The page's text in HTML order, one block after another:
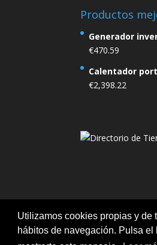
Utilizamos cookies propias y de
hábitos de navegación. Pulsa
Productos
Generador
€470.59
Calentador
€2,398.22
Aviso legal